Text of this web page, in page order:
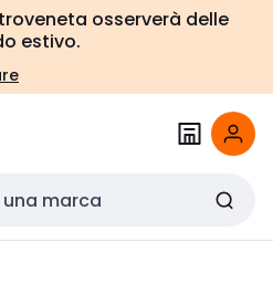
osserverà delle
estivo.